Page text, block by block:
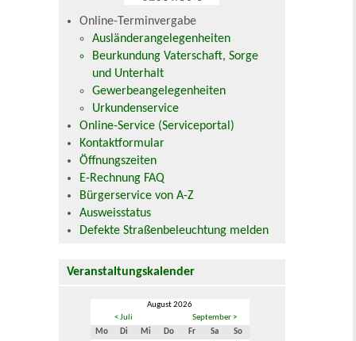
Online-Terminvergabe
Ausländerangelegenheiten
Beurkundung Vaterschaft, Sorge
und Unterhalt
Gewerbeangelegenheiten
Urkundenservice
Online-Service (Serviceportal)
Kontaktformular
Öffnungszeiten
E-Rechnung FAQ
Bürgerservice von A-Z
Ausweisstatus
Defekte Straßenbeleuchtung melden
Veranstaltungskalender
August 2026
< Juli
September >
Mo
Di Mi Do Fr Sa
So